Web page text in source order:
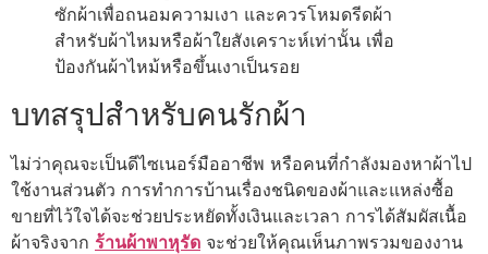
ซักผ้าเพื่อถนอมความเงา และควรโหมดรีดผ้า
สำหรับผ้าไหมหรือผ้าใยสังเคราะห์เท่านั้น เพื่อ
ป้องกันผ้าไหม้หรือขึ้นเงาเป็นรอย
บทสรุปสำหรับคนรักผ้า
ไม่ว่าคุณจะเป็นดีไซเนอร์มืออาชีพ หรือคนที่กำลังมองหาผ้าไป
ใช้งานส่วนตัว การทำการบ้านเรื่องชนิดของผ้าและแหล่งซื้อ
ขายที่ไว้ใจได้จะช่วยประหยัดทั้งเงินและเวลา การได้สัมผัสเนื้อ
ผ้าจริงจาก ร้านผ้าพาหุรัด จะช่วยให้คุณเห็นภาพรวมของงาน